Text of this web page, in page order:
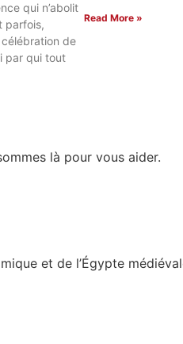
qui n’abolit
parfois,
de
par qui tout
Read More »
là pour vous aider.
et de l’Égypte